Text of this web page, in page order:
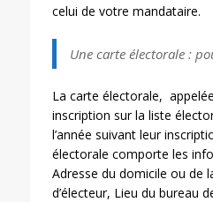
celui de votre mandataire.
Une carte électorale :
La carte électorale,
inscription sur la liste
l’année suivant leur
électorale comporte les
Adresse du domicile ou de
d’électeur, Lieu du bureau